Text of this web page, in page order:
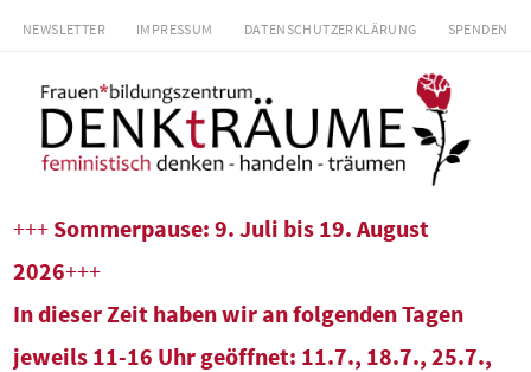
Zum
springen
NEWSLETTER IMPRESSUM DATENSCHUTZERKLÄRUNG SPENDEN
+++ Sommerpause: 9. Juli bis 19. August
2026+++
In dieser Zeit haben wir an folgenden Tagen
jeweils 11-16 Uhr geöffnet: 11.7., 18.7., 25.7.,